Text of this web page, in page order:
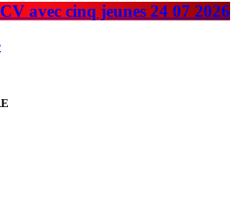
avec cinq jeunes 24 07 2026